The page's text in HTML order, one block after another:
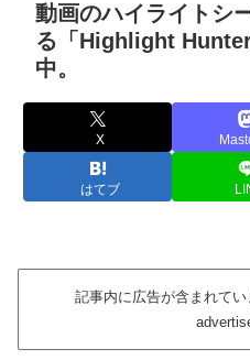
動画のハイライトシ
る「Highlight
中。
X
はてブ
記事内に広告が含まれて